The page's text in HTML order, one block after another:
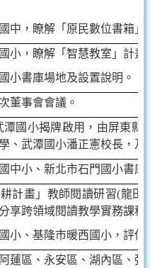
中，瞭解「原民數位書箱」
小，瞭解「智慧教室」計畫
小書庫場地及設置說明。
董事會會議。
潭國小揭牌啟用，由屏東縣
、武潭國小潘正憲校長，
中小、新北市石門國小書庫
耕計畫」教師閱讀研習(龍田
享跨領域閱讀教學實務課程
小、基隆市暖西國小，評
蓮區、永安區、湖內區、